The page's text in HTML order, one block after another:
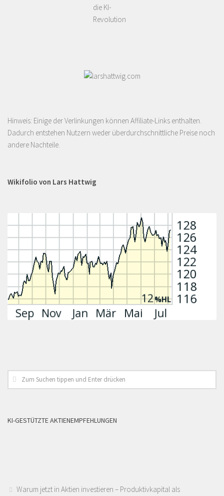
die KI-
Revolution
Hinweis: Einige der Verlinkungen können Affiliate-Links enthalten.
Dadurch entstehen Nutzern weder überdurchschnittliche Preise noch
andere Nachteile.
Wikifolio von Lars Hattwig
KI-GESTÜTZTE AKTIENEMPFEHLUNGEN
Warum jetzt in Aktien investieren – Produktivkapital als